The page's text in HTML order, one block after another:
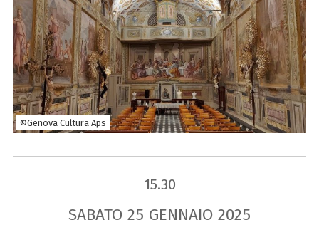
©Genova Cultura Aps
15.30
SABATO 25 GENNAIO 2025